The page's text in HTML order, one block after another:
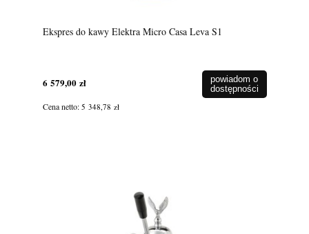
Ekspres do kawy Elektra Micro Casa Leva S1
6 579,00 zł
Cena netto: 5 348,78 zł
powiadom o
dostępności